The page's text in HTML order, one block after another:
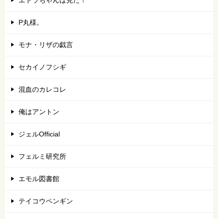
P丸様。
モナ・リザの戯言
セカイノフシギ
混血のカレコレ
俺はアントン
ジェルOfficial
フェルミ研究所
エモル図書館
テイコウペンギン